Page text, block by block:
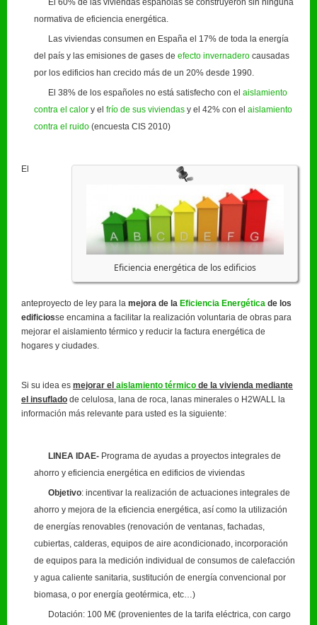
El 60% de las viviendas españolas se construyeron sin ninguna
normativa de eficiencia energética.
Las viviendas consumen en España el 17% de toda la energía
del país y las emisiones de gases de efecto invernadero causadas
por los edificios han crecido más de un 20% desde 1990.
El 38% de los españoles no está satisfecho con el aislamiento
contra el calor y el frío de sus viviendas y el 42% con el aislamiento
contra el ruido (encuesta CIS 2010)
Eficiencia energética de los edificios
El
anteproyecto de ley para la mejora de la Eficiencia Energética de los
edificiosse encamina a facilitar la realización voluntaria de obras para
mejorar el aislamiento térmico y reducir la factura energética de
hogares y ciudades.
Si su idea es mejorar el aislamiento térmico de la vivienda mediante
el insuflado de celulosa, lana de roca, lanas minerales o H2WALL la
información más relevante para usted es la siguiente:
LINEA IDAE- Programa de ayudas a proyectos integrales de
ahorro y eficiencia energética en edificios de viviendas
Objetivo: incentivar la realización de actuaciones integrales de
ahorro y mejora de la eficiencia energética, así como la utilización
de energías renovables (renovación de ventanas, fachadas,
cubiertas, calderas, equipos de aire acondicionado, incorporación
de equipos para la medición individual de consumos de calefacción
y agua caliente sanitaria, sustitución de energía convencional por
biomasa, o por energía geotérmica, etc…)
Dotación: 100 M€ (provenientes de la tarifa eléctrica, con cargo